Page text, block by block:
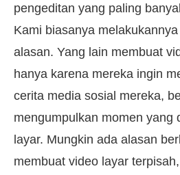
pengeditan yang paling
Kami biasanya
alasan. Yang lain membuat
hanya karena mereka ingin
cerita media sosial mereka,
mengumpulkan momen yang
layar. Mungkin ada alasan
membuat video layar